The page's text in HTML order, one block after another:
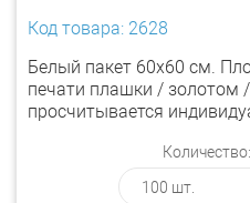
Код товара: 2628
Белый пакет 60х60 см.
печати плашки / золотом
просчитывается
Количество: